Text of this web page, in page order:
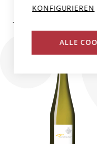
WEINE DES
KONFIGURIEREN
ALLE